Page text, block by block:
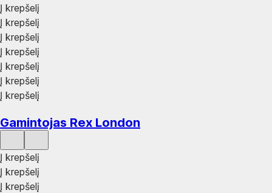
Į krepšelį
Į krepšelį
Į krepšelį
Į krepšelį
Į krepšelį
Į krepšelį
Į krepšelį
Gamintojas Rex London
Į krepšelį
Į krepšelį
Į krepšelį